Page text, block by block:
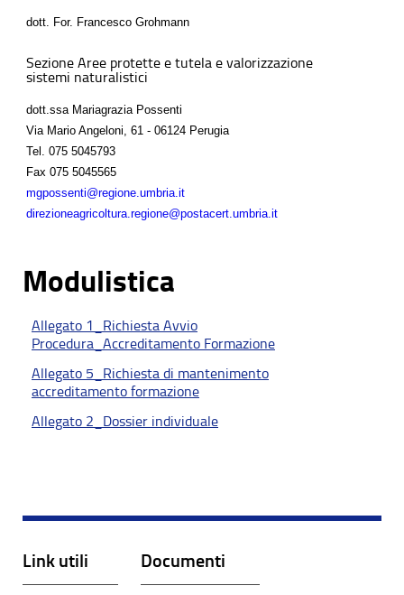
dott. For. Francesco Grohmann
Sezione Aree protette e tutela e valorizzazione
sistemi naturalistici
dott.ssa Mariagrazia Possenti
Via Mario Angeloni, 61 - 06124 Perugia
Tel. 075 5045793
Fax 075 5045565
mgpossenti@regione.umbria.it
direzioneagricoltura.regione@postacert.umbria.it
Modulistica
Allegato 1_Richiesta Avvio
Procedura_Accreditamento Formazione
Allegato 5_Richiesta di mantenimento
accreditamento formazione
Allegato 2_Dossier individuale
Link utili Documenti